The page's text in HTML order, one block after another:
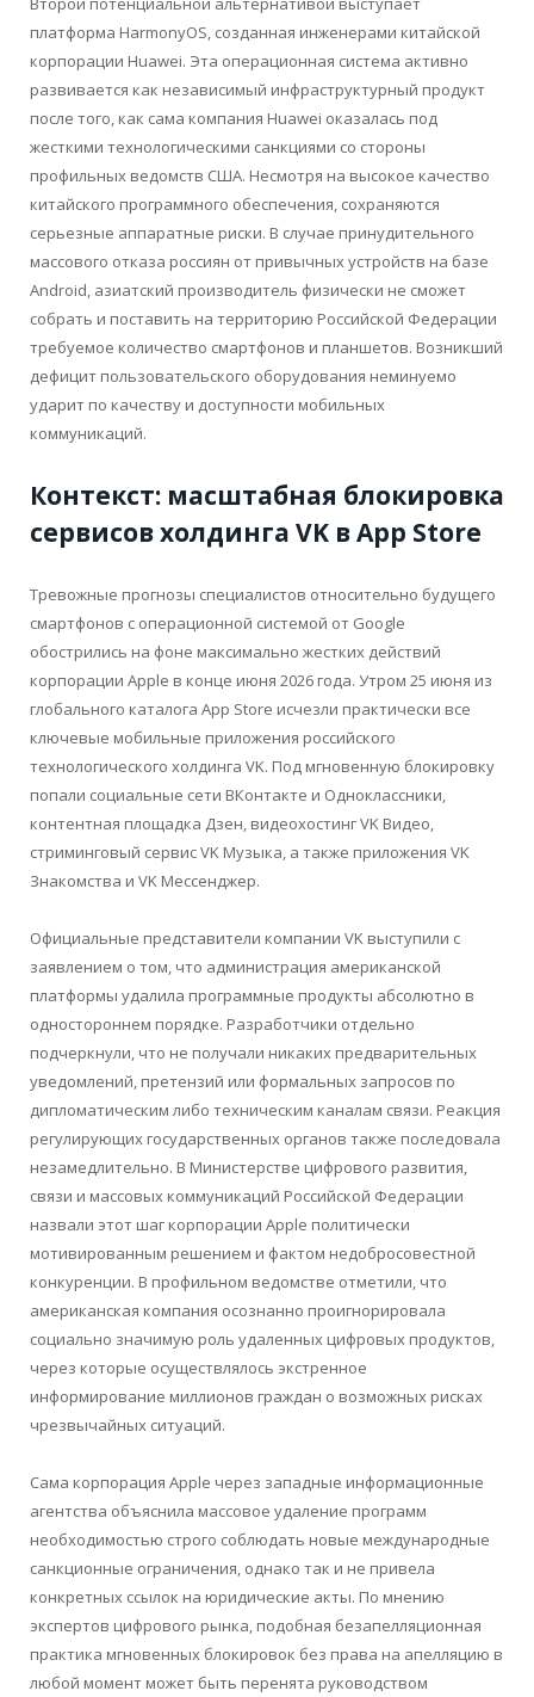
платформа HarmonyOS, созданная инженерами китайской
корпорации Huawei. Эта операционная система активно
развивается как независимый инфраструктурный продукт
после того, как сама компания Huawei оказалась под
жесткими технологическими санкциями со стороны
профильных ведомств США. Несмотря на высокое качество
китайского программного обеспечения, сохраняются
серьезные аппаратные риски. В случае принудительного
массового отказа россиян от привычных устройств на базе
Android, азиатский производитель физически не сможет
собрать и поставить на территорию Российской Федерации
требуемое количество смартфонов и планшетов. Возникший
дефицит пользовательского оборудования неминуемо
ударит по качеству и доступности мобильных
коммуникаций.
Контекст: масштабная блокировка
сервисов холдинга VK в App Store
Тревожные прогнозы специалистов относительно будущего
смартфонов с операционной системой от Google
обострились на фоне максимально жестких действий
корпорации Apple в конце июня 2026 года. Утром 25 июня из
глобального каталога App Store исчезли практически все
ключевые мобильные приложения российского
технологического холдинга VK. Под мгновенную блокировку
попали социальные сети ВКонтакте и Одноклассники,
контентная площадка Дзен, видеохостинг VK Видео,
стриминговый сервис VK Музыка, а также приложения VK
Знакомства и VK Мессенджер.
Официальные представители компании VK выступили с
заявлением о том, что администрация американской
платформы удалила программные продукты абсолютно в
одностороннем порядке. Разработчики отдельно
подчеркнули, что не получали никаких предварительных
уведомлений, претензий или формальных запросов по
дипломатическим либо техническим каналам связи. Реакция
регулирующих государственных органов также последовала
незамедлительно. В Министерстве цифрового развития,
связи и массовых коммуникаций Российской Федерации
назвали этот шаг корпорации Apple политически
мотивированным решением и фактом недобросовестной
конкуренции. В профильном ведомстве отметили, что
американская компания осознанно проигнорировала
социально значимую роль удаленных цифровых продуктов,
через которые осуществлялось экстренное
информирование миллионов граждан о возможных рисках
чрезвычайных ситуаций.
Сама корпорация Apple через западные информационные
агентства объяснила массовое удаление программ
необходимостью строго соблюдать новые международные
санкционные ограничения, однако так и не привела
конкретных ссылок на юридические акты. По мнению
экспертов цифрового рынка, подобная безапелляционная
практика мгновенных блокировок без права на апелляцию в
любой момент может быть перенята руководством